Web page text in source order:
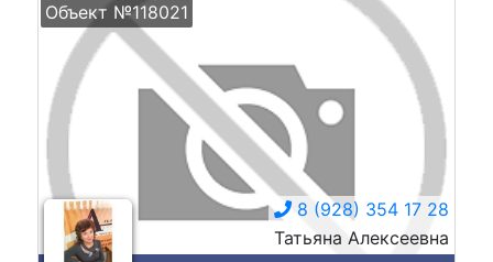
Объект №118021
8 (928) 354 17 28
Татьяна Алексеевна